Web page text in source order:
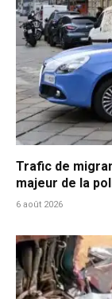
Trafic de
majeur de la
6 août 2026